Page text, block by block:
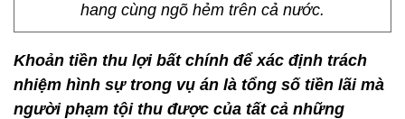
hang cùng ngõ hẻm trên cả nước.
Khoản tiền thu lợi bất chính để xác định trách
nhiệm hình sự trong vụ án là tổng số tiền lãi mà
người phạm tội thu được của tất cả những